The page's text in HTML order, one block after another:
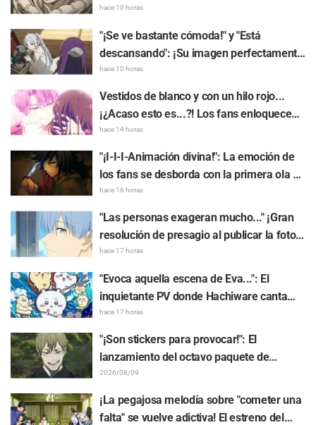
el video de dibujo en vivo y reunión con
"Gachiakuta"
hace 10 horas
"¡Se ve bastante cómoda!" y "Está
descansando": ¡Su imagen perfectamente
encajada se vuelve viral! La genial forma
en que cabe dentro del Mimic en "Frieren:
Más allá del final del viaje"
hace 10 horas
Vestidos de blanco y con un hilo rojo...
¡¿Acaso esto es...?! Los fans enloquecen
de emoción ante Utage y Tamon en la
portada de revista: "KAWAII, me muero de
amor...", "¡No puede ser!"
hace 14 horas
"¡I-I-I-Animación divina!": La emoción de
los fans se desborda con la primera ola de
ilustraciones para el café de "Demon
Slayer: Kimetsu no Yaiba", destacando a
Tanjiro Kamado y Giyu Tomioka como dos
hermanos discípulos del agua demasiado
hace 16 horas
"Las personas exageran mucho..." ¡Gran
resolución de presagio al publicar la foto
de "Frieren en la fiesta del pueblo"!
del viaje": "Es toda una 'Tsundere-ren'"
hace 17 horas
"Evoca aquella escena de Eva...": El
inquietante PV donde Hachiware canta
genera gran conversación sobre
"Chiikawa The Movie: The Secret of the
Mermaid Island"
hace 17 horas
"¡Son stickers para provocar!": El
lanzamiento del octavo paquete de
stickers del arco de The Culling Game de
"Jujutsu Kaisen" entusiasma a los fans
con frases como "Quiero usar muchísimo
2026/08/09
¡La pegajosa melodía sobre "cometer una
falta" se vuelve adictiva! El estreno del